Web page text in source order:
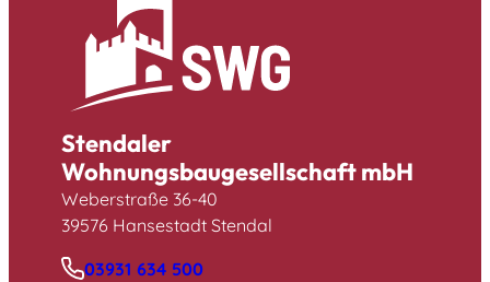
Stendaler
Wohnungsbaugesellschaft mbH
Weberstraße 36-40
39576 Hansestadt Stendal
03931 634 500